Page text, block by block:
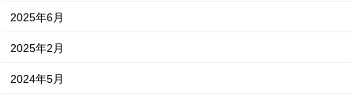
2025年6月
2025年2月
2024年5月